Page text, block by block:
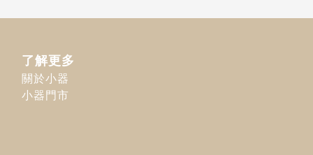
了解更多
關於小器
小器門市